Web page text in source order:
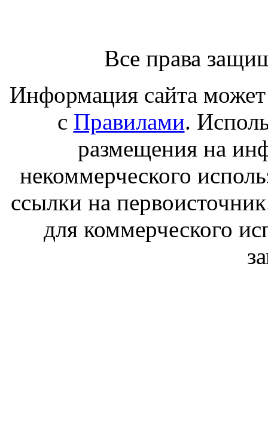
Все права
Информация сайта может
с Правилами.
размещения на
некоммерческого
ссылки на
для коммерческого